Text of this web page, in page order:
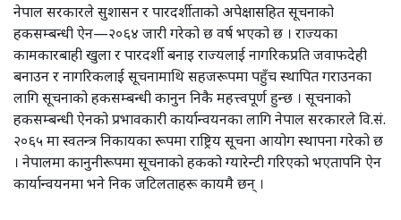
नेपाल सरकारले सुशासन र पारदर्शीताको अपेक्षासहित सूचनाको
हकसम्बन्धी ऐन—२०६४ जारी गरेको छ वर्ष भएको छ । राज्यका
कामकारबाही खुला र पारदर्शी बनाइ राज्यलाई नागरिकप्रति जवाफदेही
बनाउन र नागरिकलाई सूचनामाथि सहजरूपमा पहुँच स्थापित गराउनका
लागि सूचनाको हकसम्बन्धी कानुन निकै महत्त्वपूर्ण हुन्छ । सूचनाको
हकसम्बन्धी ऐनको प्रभावकारी कार्यान्वयनका लागि नेपाल सरकारले वि.सं.
२०६५ मा स्वतन्त्र निकायका रूपमा राष्ट्रिय सूचना आयोग स्थापना गरेको छ
। नेपालमा कानुनीरूपमा सूचनाको हकको ग्यारेन्टी गरिएको भएतापनि ऐन
कार्यान्वयनमा भने निक जटिलताहरू कायमै छन् ।